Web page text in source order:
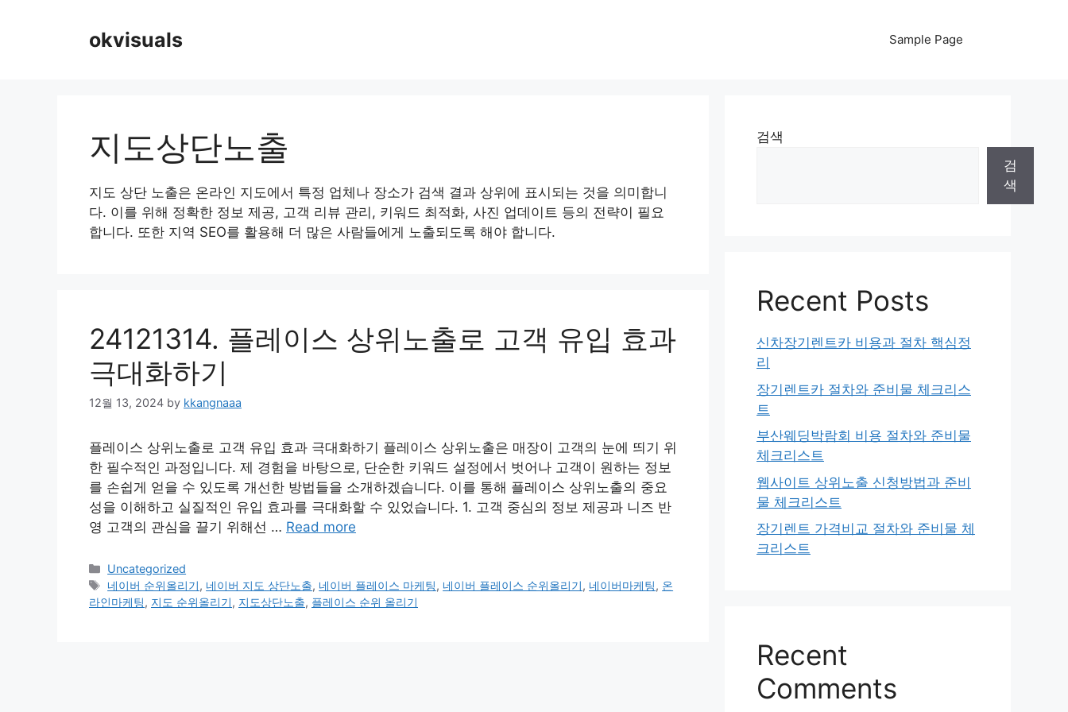
okvisuals Sample Page
지도상단노출
지도 상단 노출은 온라인 지도에서 특정 업체나 장소가 검색 결과 상위에 표시되는 것을 의미합니
다. 이를 위해 정확한 정보 제공, 고객 리뷰 관리, 키워드 최적화, 사진 업데이트 등의 전략이 필요
합니다. 또한 지역 SEO를 활용해 더 많은 사람들에게 노출되도록 해야 합니다.
24121314. 플레이스 상위노출로 고객 유입 효과
극대화하기
12월 13, 2024 by kkangnaaa
플레이스 상위노출로 고객 유입 효과 극대화하기 플레이스 상위노출은 매장이 고객의 눈에 띄기 위
한 필수적인 과정입니다. 제 경험을 바탕으로, 단순한 키워드 설정에서 벗어나 고객이 원하는 정보
를 손쉽게 얻을 수 있도록 개선한 방법들을 소개하겠습니다. 이를 통해 플레이스 상위노출의 중요
성을 이해하고 실질적인 유입 효과를 극대화할 수 있었습니다. 1. 고객 중심의 정보 제공과 니즈 반
영 고객의 관심을 끌기 위해선 … Read more
Categories
Uncategorized
Tags
네이버 순위올리기, 네이버 지도 상단노출, 네이버 플레이스 마케팅, 네이버 플레이스 순위올리기, 네이버마케팅, 온
라인마케팅, 지도 순위올리기, 지도상단노출, 플레이스 순위 올리기
검색
검
색
Recent Posts
신차장기렌트카 비용과 절차 핵심정
리
장기렌트카 절차와 준비물 체크리스
트
부산웨딩박람회 비용 절차와 준비물
체크리스트
웹사이트 상위노출 신청방법과 준비
물 체크리스트
장기렌트 가격비교 절차와 준비물 체
크리스트
Recent
Comments